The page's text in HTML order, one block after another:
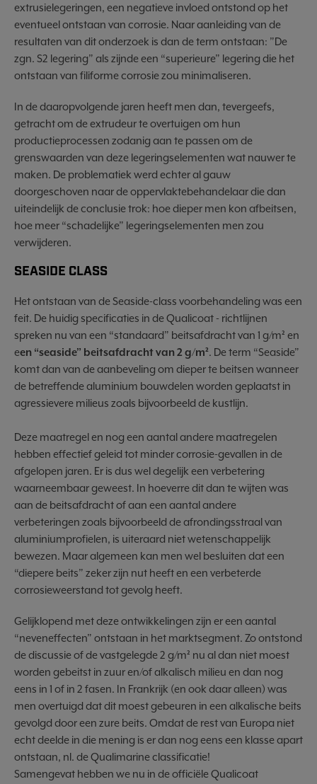
extrusielegeringen, een negatieve invloed ontstond op het
eventueel ontstaan van corrosie. Naar aanleiding van de
resultaten van dit onderzoek is dan de term ontstaan: ”De
zgn. S2 legering” als zijnde een “superieure” legering die het
ontstaan van filiforme corrosie zou minimaliseren.
In de daaropvolgende jaren heeft men dan, tevergeefs,
getracht om de extrudeur te overtuigen om hun
productieprocessen zodanig aan te passen om de
grenswaarden van deze legeringselementen wat nauwer te
maken. De problematiek werd echter al gauw
doorgeschoven naar de oppervlaktebehandelaar die dan
uiteindelijk de conclusie trok: hoe dieper men kon afbeitsen,
hoe meer “schadelijke” legeringselementen men zou
verwijderen.
SEASIDE CLASS
Het ontstaan van de Seaside-class voorbehandeling was een
feit. De huidig specificaties in de Qualicoat - richtlijnen
spreken nu van een “standaard” beitsafdracht van 1 g/m² en
een “seaside” beitsafdracht van 2 g/m². De term “Seaside”
komt dan van de aanbeveling om dieper te beitsen wanneer
de betreffende aluminium bouwdelen worden geplaatst in
agressievere milieus zoals bijvoorbeeld de kustlijn.
Deze maatregel en nog een aantal andere maatregelen
hebben effectief geleid tot minder corrosie-gevallen in de
afgelopen jaren. Er is dus wel degelijk een verbetering
waarneembaar geweest. In hoeverre dit dan te wijten was
aan de beitsafdracht of aan een aantal andere
verbeteringen zoals bijvoorbeeld de afrondingsstraal van
aluminiumprofielen, is uiteraard niet wetenschappelijk
bewezen. Maar algemeen kan men wel besluiten dat een
“diepere beits” zeker zijn nut heeft en een verbeterde
corrosieweerstand tot gevolg heeft.
Gelijklopend met deze ontwikkelingen zijn er een aantal
“neveneffecten” ontstaan in het marktsegment. Zo ontstond
de discussie of de vastgelegde 2 g/m² nu al dan niet moest
worden gebeitst in zuur en/of alkalisch milieu en dan nog
eens in 1 of in 2 fasen. In Frankrijk (en ook daar alleen) was
men overtuigd dat dit moest gebeuren in een alkalische beits
gevolgd door een zure beits. Omdat de rest van Europa niet
echt deelde in die mening is er dan nog eens een klasse apart
ontstaan, nl. de Qualimarine classificatie!
Samengevat hebben we nu in de officiële Qualicoat